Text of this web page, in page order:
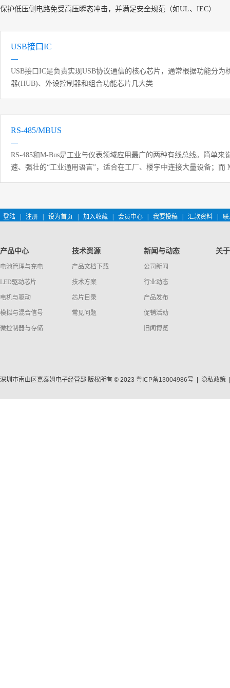
保护低压侧电路免受高压瞬态冲击，并满足安全规范（如UL、IEC）
USB接口IC
USB接口IC是负责实现USB协议通信的核心芯片，通常根据功能分为
器(HUB)、外设控制器和组合功能芯片几大类
RS-485/MBUS
RS-485和M-Bus是工业与仪表领域应用最广的两种有线总线。简单来
速、强壮的“工业通用语言”，适合在工厂、楼宇中连接大量设备；而
登陆 注册 设为首页 加入收藏 会员中心 我要投稿 汇款资料
产品中心
电池管理与充电
LED驱动芯片
电机与驱动
模拟与混合信号
微控制器与存储
技术资源
产品文档下载
技术方案
芯片目录
常见问题
新闻与动态
公司新闻
行业动态
产品发布
促销活动
旧闻博览
关
深圳市南山区嘉泰姆电子经营部 版权所有 © 2023 粤ICP备13004986号 隐私政策